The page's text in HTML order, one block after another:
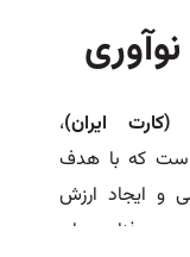
(کارت ایران)،
است که با هدف
و ایجاد ارزش
فناوری‌های